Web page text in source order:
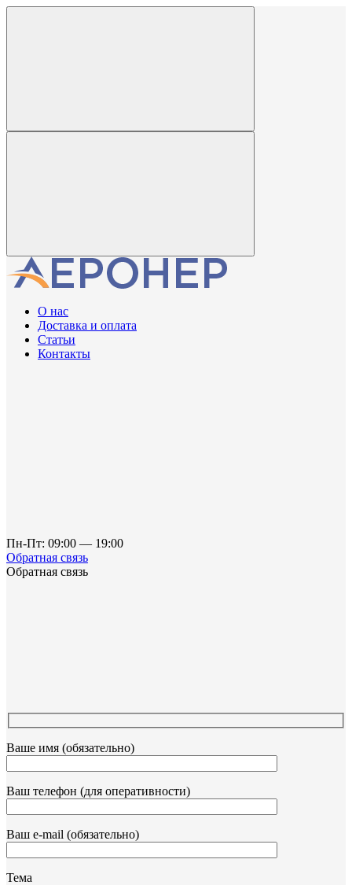
О нас
Доставка и оплата
Статьи
Контакты
Пн-Пт: 09:00 — 19:00
Обратная связь
Обратная связь
Ваше имя (обязательно)
Ваш телефон (для оперативности)
Ваш e-mail (обязательно)
Тема